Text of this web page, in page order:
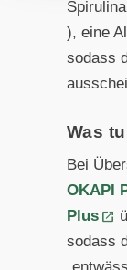
), eine
sodass
Was
Bei
OKAPI
Plus
sodass